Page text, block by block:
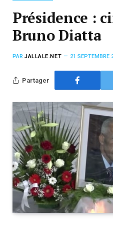
Présidence :
Bruno Diatta
PAR JALLALE.NET 21 SEPTEMBRE
Partager